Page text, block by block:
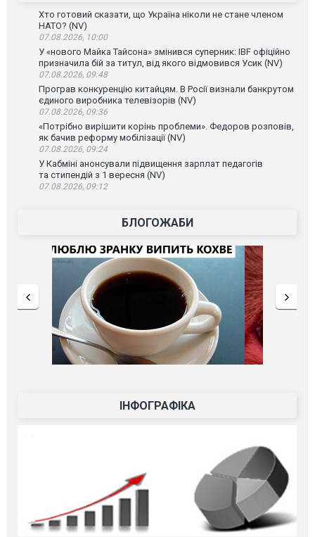
Хто готовий сказати, що Україна ніколи не стане членом
НАТО? (NV)
07.08.2026, 10:00
У «нового Майка Тайсона» змінився суперник: IBF офіційно
призначила бій за титул, від якого відмовився Усик (NV)
07.08.2026, 09:48
Програв конкуренцію китайцям. В Росії визнали банкрутом
єдиного виробника телевізорів (NV)
07.08.2026, 09:36
«Потрібно вирішити корінь проблеми». Федоров розповів,
як бачив реформу мобілізації (NV)
07.08.2026, 09:24
У Кабміні анонсували підвищення зарплат педагогів
та стипендій з 1 вересня (NV)
07.08.2026, 09:12
БЛОГОЖАБИ
ІНФОГРАФІКА